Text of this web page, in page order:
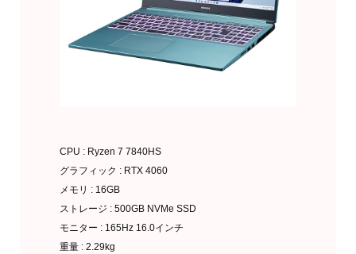
CPU : Ryzen 7 7840HS
グラフィック : RTX 4060
メモリ : 16GB
ストレージ : 500GB NVMe SSD
モニター : 165Hz 16.0インチ
重量 : 2.29kg